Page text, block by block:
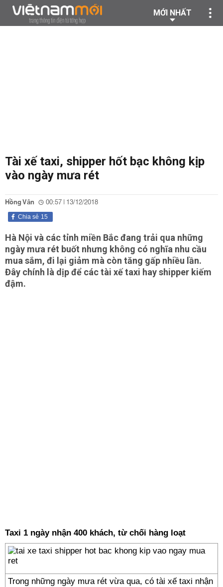
MỚI NHẤT
Tài xế taxi, shipper hốt bạc không kịp
vào ngày mưa rét
Hồng Vân 00:57 | 13/12/2018
15
Chia sẻ
Hà Nội và các tỉnh miền Bắc đang trải qua những
ngày mưa rét buốt nhưng không có nghĩa nhu cầu
mua sắm, đi lại giảm mà còn tăng gấp nhiều lần.
Đây chính là dịp để các tài xế taxi hay shipper kiếm
đậm.
Taxi 1 ngày nhận 400 khách, từ chối hàng loạt
Trong những ngày mưa rét vừa qua, có tài xế taxi nhận